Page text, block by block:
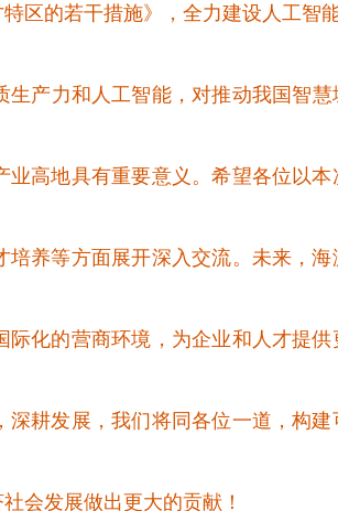
区的若干措施》，全力建设人工智能
产力和人工智能，对推动我国智
业高地具有重要意义。希望各位以
养等方面展开深入交流。 未来，
化的营商环境，为企业和人才提
深耕发展，我们将同各位一道，构
会发展做出更大的贡献！